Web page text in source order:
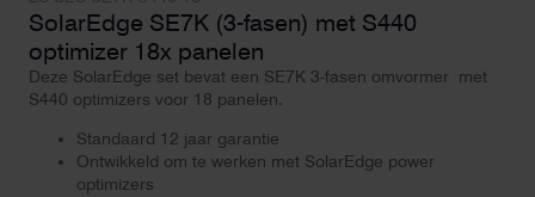
SolarEdge SE7K (3-fasen) met S440
optimizer 18x panelen
Deze SolarEdge set bevat een SE7K 3-fasen omvormer met
S440 optimizers voor 18 panelen.
Standaard 12 jaar garantie
Ontwikkeld om te werken met SolarEdge power
optimizers